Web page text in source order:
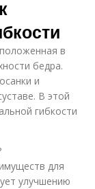
в
бедра.
и
В этой
гибкости
для
улучшению